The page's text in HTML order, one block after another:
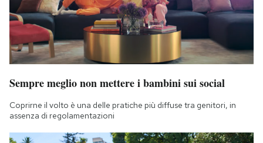
Sempre meglio non mettere i bambini sui social
Coprirne il volto è una delle pratiche più diffuse tra genitori, in
assenza di regolamentazioni